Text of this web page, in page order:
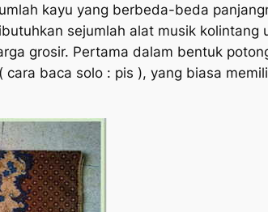
kayu yang berbeda-beda
sejumlah alat musik kolintang
grosir. Pertama dalam bentuk
baca solo : pis ), yang biasa